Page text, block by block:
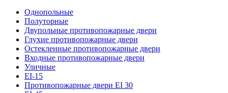
Однопольные
Полуторные
Двупольные противопожарные двери
Глухие противопожарные двери
Остекленные противопожарные двери
Входные противопожарные двери
Уличные
EI-15
Противопожарные двери EI 30